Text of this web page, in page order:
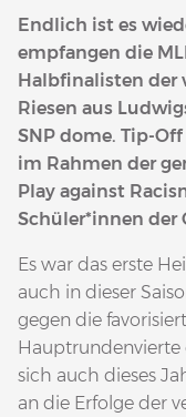
Endlich ist es
empfangen die
Halbfinalisten der
Riesen aus
SNP dome. Tip-
im Rahmen der
Play against
Schüler*innen der
Es war das erste
auch in dieser
gegen die
Hauptrundenvierte
sich auch dieses
an die Erfolge der